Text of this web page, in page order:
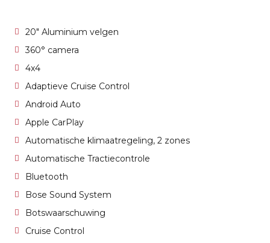
20" Aluminium velgen
360° camera
4x4
Adaptieve Cruise Control
Android Auto
Apple CarPlay
Automatische klimaatregeling, 2 zones
Automatische Tractiecontrole
Bluetooth
Bose Sound System
Botswaarschuwing
Cruise Control